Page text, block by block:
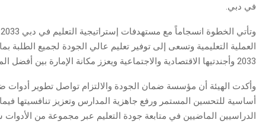
في دبي.
العملية التعليمية وتسعى إلى توفير تعليم عالي الجودة لجميع
2033 وأجندتيها الاقتصادية والاجتماعية ويعزز مكانة الإمارة بين أفضل المدن العالمية في جودة التعليم.
وأكدت الهيئة أن مؤسسة ضمان الجودة والالتزام تواصل تطوير أدوات
أساسية للتحسين المستمر ورفع جاهزية المدارس وتعزيز تنافسيتها
الدراسيين الماضيين في متابعة جودة التعليم عبر مجموعة من الأدوات